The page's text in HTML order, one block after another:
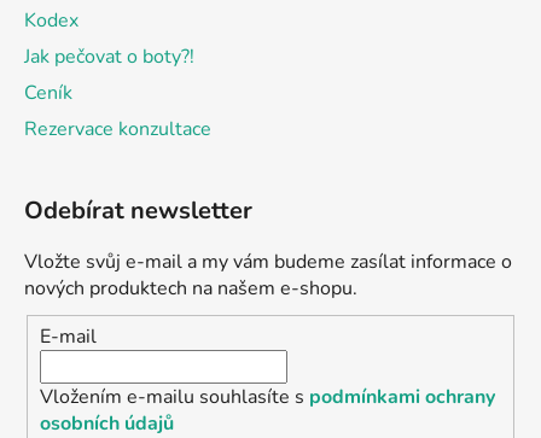
Kodex
Jak pečovat o boty?!
Ceník
Rezervace konzultace
Odebírat newsletter
Vložte svůj e-mail a my vám budeme zasílat informace o
nových produktech na našem e-shopu.
E-mail
Vložením e-mailu souhlasíte s podmínkami ochrany
osobních údajů